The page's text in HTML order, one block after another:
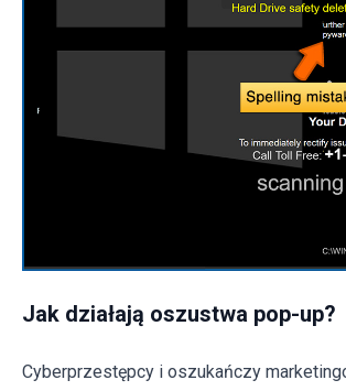
Jak działają oszustwa pop-up?
Cyberprzestępcy i oszukańczy